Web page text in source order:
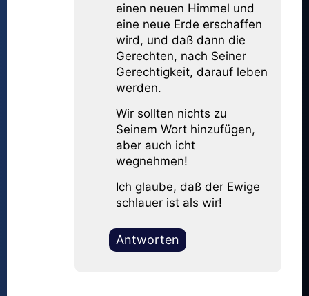
einen neuen Himmel und
eine neue Erde erschaffen
wird, und daß dann die
Gerechten, nach Seiner
Gerechtigkeit, darauf leben
werden.
Wir sollten nichts zu
Seinem Wort hinzufügen,
aber auch icht
wegnehmen!
Ich glaube, daß der Ewige
schlauer ist als wir!
Antworten